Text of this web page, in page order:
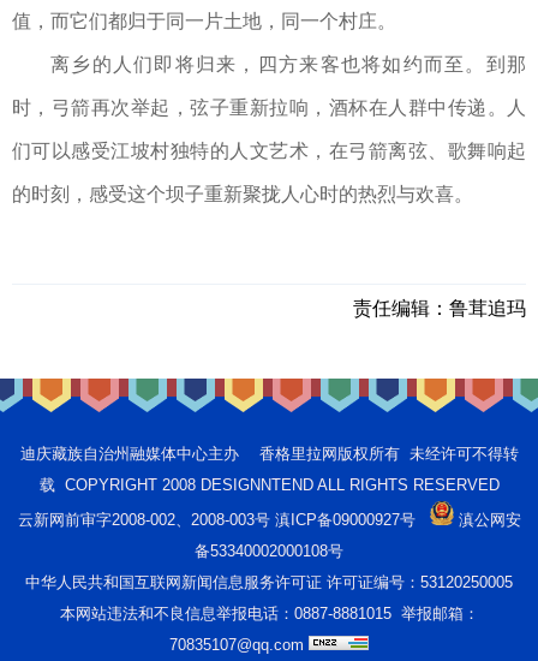
值，而它们都归于同一片土地，同一个村庄。
离乡的人们即将归来，四方来客也将如约而至。到那
时，弓箭再次举起，弦子重新拉响，酒杯在人群中传递。人
们可以感受江坡村独特的人文艺术，在弓箭离弦、歌舞响起
的时刻，感受这个坝子重新聚拢人心时的热烈与欢喜。
责任编辑： 鲁茸追玛
迪庆藏族自治州融媒体中心主办 香格里拉网版权所有 未经许可不得转
载 COPYRIGHT 2008 DESIGNNTEND ALL RIGHTS RESERVED
云新网前审字2008-002、2008-003号 滇ICP备09000927号
滇公网安
备53340002000108号
中华人民共和国互联网新闻信息服务许可证 许可证编号：53120250005
本网站违法和不良信息举报电话：0887-8881015 举报邮箱：
70835107@qq.com